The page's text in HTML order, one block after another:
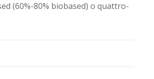
(60%-80% biobased) o quattro-